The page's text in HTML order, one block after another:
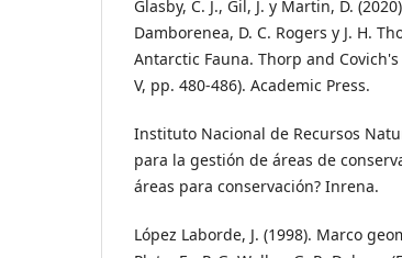
Glasby, C. J., Gil, J. y Martin, D.
Damborenea, D. C. Rogers y J. H.
Antarctic Fauna. Thorp and
V, pp. 480-486). Academic Press.
Instituto Nacional de Recursos
para la gestión de áreas de
áreas para conservación? Inrena.
López Laborde, J. (1998). Marco